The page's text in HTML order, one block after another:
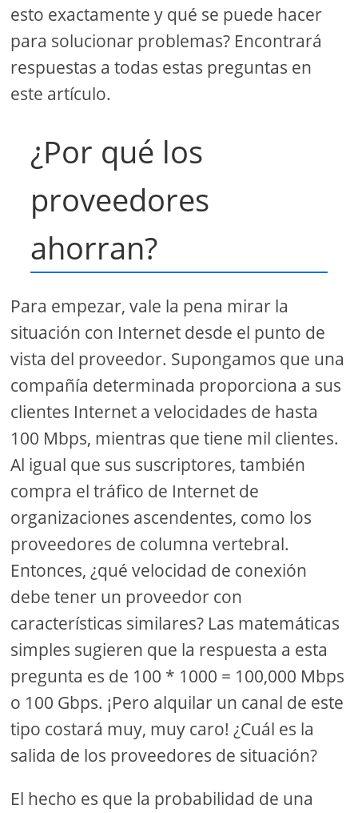
esto exactamente y qué se puede hacer
para solucionar problemas? Encontrará
respuestas a todas estas preguntas en
este artículo.
¿Por qué los
proveedores
ahorran?
Para empezar, vale la pena mirar la
situación con Internet desde el punto de
vista del proveedor. Supongamos que una
compañía determinada proporciona a sus
clientes Internet a velocidades de hasta
100 Mbps, mientras que tiene mil clientes.
Al igual que sus suscriptores, también
compra el tráfico de Internet de
organizaciones ascendentes, como los
proveedores de columna vertebral.
Entonces, ¿qué velocidad de conexión
debe tener un proveedor con
características similares? Las matemáticas
simples sugieren que la respuesta a esta
pregunta es de 100 * 1000 = 100,000 Mbps
o 100 Gbps. ¡Pero alquilar un canal de este
tipo costará muy, muy caro! ¿Cuál es la
salida de los proveedores de situación?
El hecho es que la probabilidad de una